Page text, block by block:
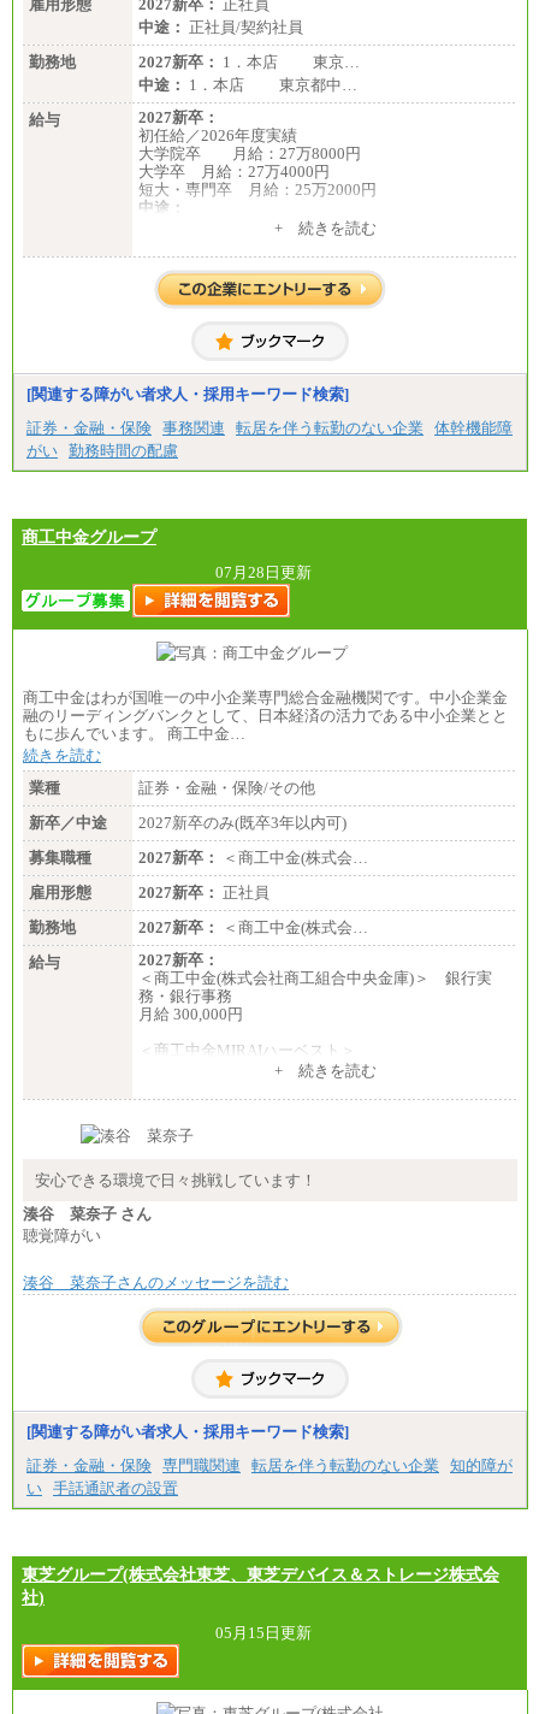
雇用形態 2027新卒：
正社員
中途： 正社員/契約社員
勤務地
2027新卒： 1．本店 東京…
中途： 1．本店 東京都中…
給与
2027新卒：
初任給／2026年度実績
大学院卒 月給：27万8000円
大学卒 月給：27万4000円
短大・専門卒 月給：25万2000円
中途：
※職務経験等を考慮し決定いたします。
※試用期間中も給与に変更はございません
+ 続きを読む
[関連する障がい者求人・採用キーワード検索]
証券・金融・保険 事務関連 転居を伴う転勤のない企業
体幹機能障
がい 勤務時間の配慮
商工中金グループ
07月28日更新
商工中金はわが国唯一の中小企業専門総合金融機関です。中小企業金
融のリーディングバンクとして、日本経済の活力である中小企業とと
もに歩んでいます。 商工中金…
続きを読む
業種
証券・金融・保険/その他
新卒／中途
2027新卒のみ(既卒3年以内可)
募集職種
2027新卒：
＜商工中金(株式会…
雇用形態
2027新卒： 正社員
勤務地
2027新卒：
＜商工中金(株式会…
給与
2027新卒：
＜商工中金(株式会社商工組合中央金庫)＞ 銀行実
務・銀行事務
月給 300,000円
＜商工中金MIRAIハーベスト＞
+ 続きを読む
安心できる環境で日々挑戦しています！
湊谷 菜奈子 さん
聴覚障がい
湊谷 菜奈子さんのメッセージを読む
[関連する障がい者求人・採用キーワード検索]
証券・金融・保険 専門職関連 転居を伴う転勤のない企業
知的障が
い 手話通訳者の設置
東芝グループ(株式会社東芝、東芝デバイス＆ストレージ株式会
社)
05月15日更新